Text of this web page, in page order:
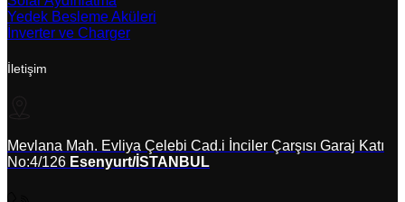
Yedek Besleme Aküleri
İnverter ve Charger
İletişim
Mevlana Mah. Evliya Çelebi Cad.i İnciler Çarşısı Garaj Katı
No:4/126 Esenyurt/İSTANBUL